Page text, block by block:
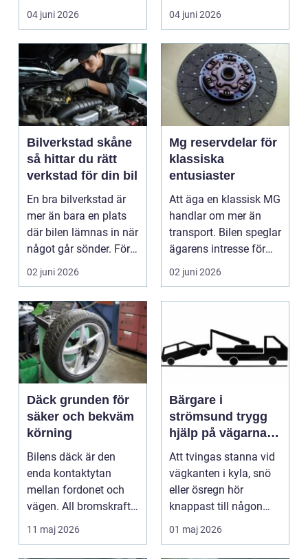
ha...
04 juni 2026
sköts i tid. I...
04 juni 2026
Bilverkstad skåne
så hittar du rätt
verkstad för din bil
En bra bilverkstad är
mer än bara en plats
där bilen lämnas in när
något går sönder. För
många biläg...
02 juni 2026
Mg reservdelar för
klassiska
entusiaster
Att äga en klassisk MG
handlar om mer än
transport. Bilen speglar
ägarens intresse för
teknik, histo...
02 juni 2026
Däck grunden för
säker och bekväm
körning
Bilens däck är den
enda kontaktytan
mellan fordonet och
vägen. All bromskraft,
styrning och accelera...
11 maj 2026
Bärgare i
strömsund trygg
hjälp på vägarna
året runt
Att tvingas stanna vid
vägkanten i kyla, snö
eller ösregn hör
knappast till någon
bilägares drömscen...
01 maj 2026